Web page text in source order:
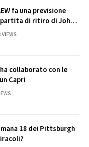
fa una previsione
di ritiro di John
VIEWS
collaborato con le
Capri
18 dei Pittsburgh